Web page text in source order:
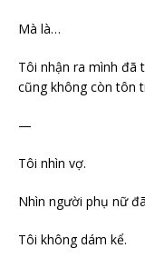
Mà là…
Tôi nhận ra mình đã
cũng không còn tôn
—
Tôi nhìn vợ.
Nhìn người phụ nữ
Tôi không dám kể.